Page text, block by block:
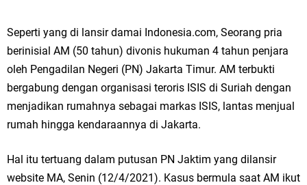
Seperti yang di lansir damai Indonesia.com, Seorang pria
berinisial AM (50 tahun) divonis hukuman 4 tahun penjara
oleh Pengadilan Negeri (PN) Jakarta Timur. AM terbukti
bergabung dengan organisasi teroris ISIS di Suriah dengan
menjadikan rumahnya sebagai markas ISIS, lantas menjual
rumah hingga kendaraannya di Jakarta.
Hal itu tertuang dalam putusan PN Jaktim yang dilansir
website MA, Senin (12/4/2021). Kasus bermula saat AM ikut